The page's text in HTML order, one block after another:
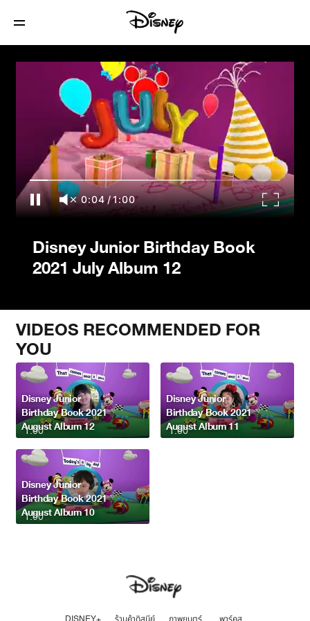
Disney Junior Birthday Book 2021 July
Album 12
0:04/1:00
Disney Junior Birthday Book
2021 July Album 12
VIDEOS RECOMMENDED FOR
YOU
1:00
Disney Junior
Birthday Book 2021
August Album 12
1:00
Disney Junior
Birthday Book 2021
August Album 11
1:00
Disney Junior
Birthday Book 2021
August Album 10